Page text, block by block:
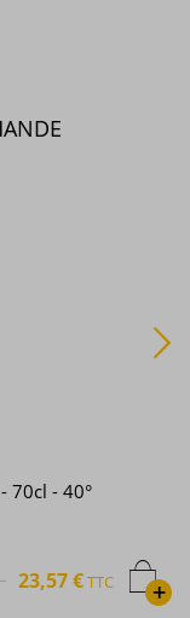
70cl - 40°
+
23,57 €TTC